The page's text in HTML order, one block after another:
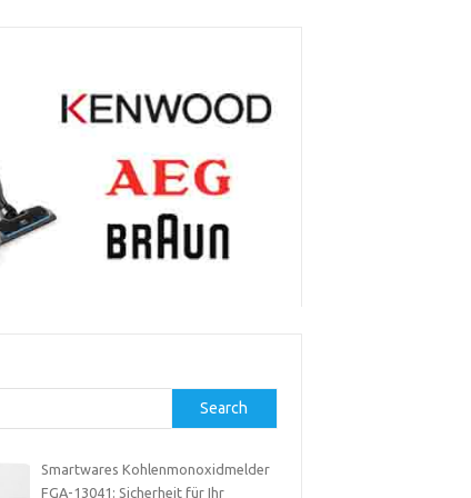
Search
Smartwares Kohlenmonoxidmelder
FGA-13041: Sicherheit für Ihr